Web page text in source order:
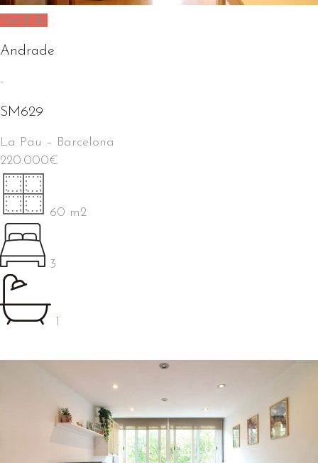
Vendido
Andrade
-
SM629
La Pau – Barcelona
220.000€
60 m2
3
1